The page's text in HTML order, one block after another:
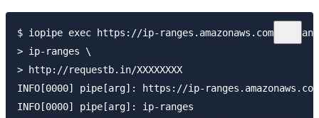
$ iopipe exec https://ip-ranges.amazonaws.com/ip-
> ip-ranges \
> http://requestb.in/XXXXXXXX
INFO[0000] pipe[arg]: https://ip-
INFO[0000] pipe[arg]: ip-ranges